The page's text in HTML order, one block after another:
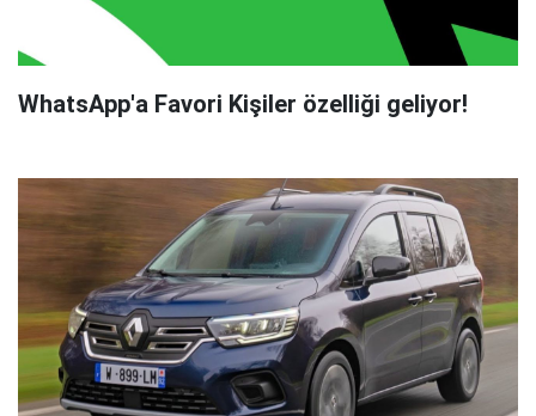
WhatsApp'a Favori Kişiler özelliği geliyor!